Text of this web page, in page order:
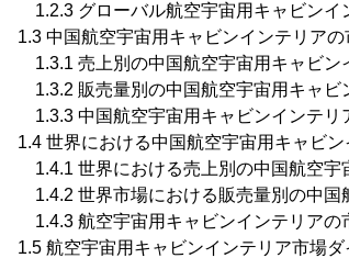
1.2.3 グローバル航空宇宙用キャビンイ
1.3 中国航空宇宙用キャビンインテリアの
1.3.1 売上別の中国航空宇宙用キャビン
1.3.2 販売量別の中国航空宇宙用キャビ
1.3.3 中国航空宇宙用キャビンインテリ
1.4 世界における中国航空宇宙用キャビン
1.4.1 世界における売上別の中国航空宇
1.4.2 世界市場における販売量別の中国
1.4.3 航空宇宙用キャビンインテリアの
1.5 航空宇宙用キャビンインテリア市場ダ